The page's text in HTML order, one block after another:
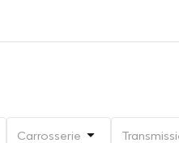
Carrosserie